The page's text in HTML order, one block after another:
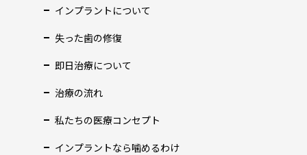
インプラントについて
失った歯の修復
即日治療について
治療の流れ
私たちの医療コンセプト
インプラントなら噛めるわけ